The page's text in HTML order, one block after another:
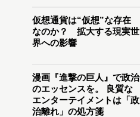
仮想通貨は“仮想”な存在
なのか？ 拡大する現実世
界への影響
漫画『進撃の巨人』で政治
のエッセンスを。 良質な
エンターテイメントは「政
治離れ」の処方箋